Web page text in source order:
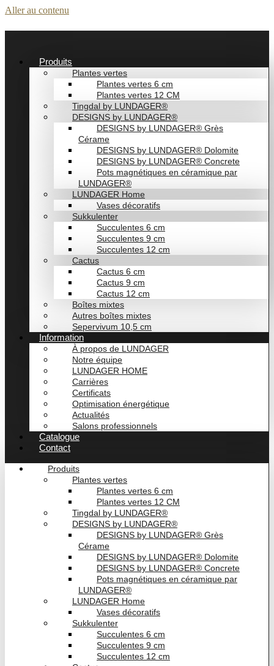
Aller au contenu
Produits
Plantes vertes
Plantes vertes 6 cm
Plantes vertes 12 CM
Tingdal by LUNDAGER®
DESIGNS by LUNDAGER®
DESIGNS by LUNDAGER® Grès
Cérame
DESIGNS by LUNDAGER® Dolomite
DESIGNS by LUNDAGER® Concrete
Pots magnétiques en céramique par
LUNDAGER®
LUNDAGER Home
Vases décoratifs
Sukkulenter
Succulentes 6 cm
Succulentes 9 cm
Succulentes 12 cm
Cactus
Cactus 6 cm
Cactus 9 cm
Cactus 12 cm
Boîtes mixtes
Autres boîtes mixtes
Sepervivum 10,5 cm
Information
À propos de LUNDAGER
Notre équipe
LUNDAGER HOME
Carrières
Certificats
Optimisation énergétique
Actualités
Salons professionnels
Catalogue
Contact
Produits
Plantes vertes
Plantes vertes 6 cm
Plantes vertes 12 CM
Tingdal by LUNDAGER®
DESIGNS by LUNDAGER®
DESIGNS by LUNDAGER® Grès
Cérame
DESIGNS by LUNDAGER® Dolomite
DESIGNS by LUNDAGER® Concrete
Pots magnétiques en céramique par
LUNDAGER®
LUNDAGER Home
Vases décoratifs
Sukkulenter
Succulentes 6 cm
Succulentes 9 cm
Succulentes 12 cm